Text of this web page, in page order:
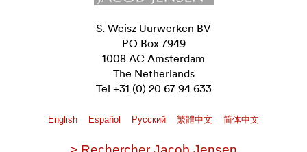
S. Weisz Uurwerken BV
PO Box 7949
1008 AC Amsterdam
The Netherlands
Tel +31 (0) 20 67 94 633
English Español Pусский 繁體中文 简体中文